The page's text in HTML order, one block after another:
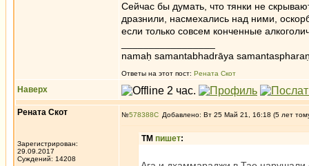
Сейчас бы думать, что тянки не
дразнили, насмехались над ними,
если только совсем конченные
namaḥ samantabhadrāya
Ответы на этот пост: Рената Скот
Наверх
Рената Скот
Зарегистрирован:
29.09.2017
Суждений: 14208
№578388 Добавлено: Вт 25 Май 21, 16:18 (5 лет
ТМ пишет: